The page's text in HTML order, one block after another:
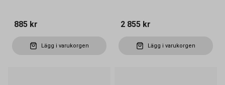
885 kr
Lägg i varukorgen
2 855 kr
Lägg i varukorgen